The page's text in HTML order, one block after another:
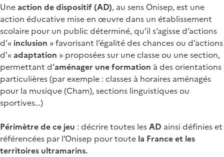
Uneaction de dispositif (AD), au sens Onisep, est une
action éducative mise en œuvre dans un établissement
scolaire pour un public déterminé, qu’il s’agisse d’actions
d’« inclusion » favorisant l’égalité des chances ou d’actions
d’«adaptation » proposées sur une classe ou une section,
permettant d’aménager une formation à des orientations
particulières (par exemple : classes à horaires aménagés
pour la musique (Cham), sections linguistiques ou
sportives…)
Périmètre de ce jeu : décrire toutes lesAD ainsi définies et
référencées par l’Onisep pour toute la France et les
territoires ultramarins.